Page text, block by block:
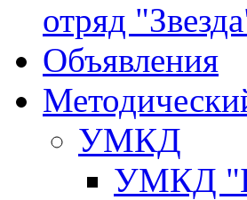
отряд
Объявления
УМКД
УМКД